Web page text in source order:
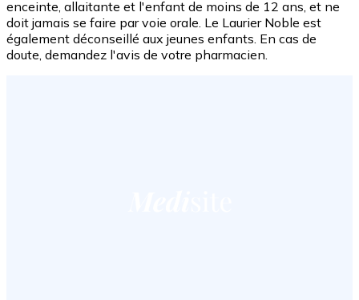
enceinte, allaitante et l'enfant de moins de 12 ans, et ne
doit jamais se faire par voie orale. Le Laurier Noble est
également déconseillé aux jeunes enfants. En cas de
doute, demandez l'avis de votre pharmacien.